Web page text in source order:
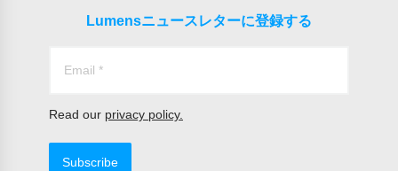
Lumensニュースレターに登録する
Read our privacy policy.
Subscribe